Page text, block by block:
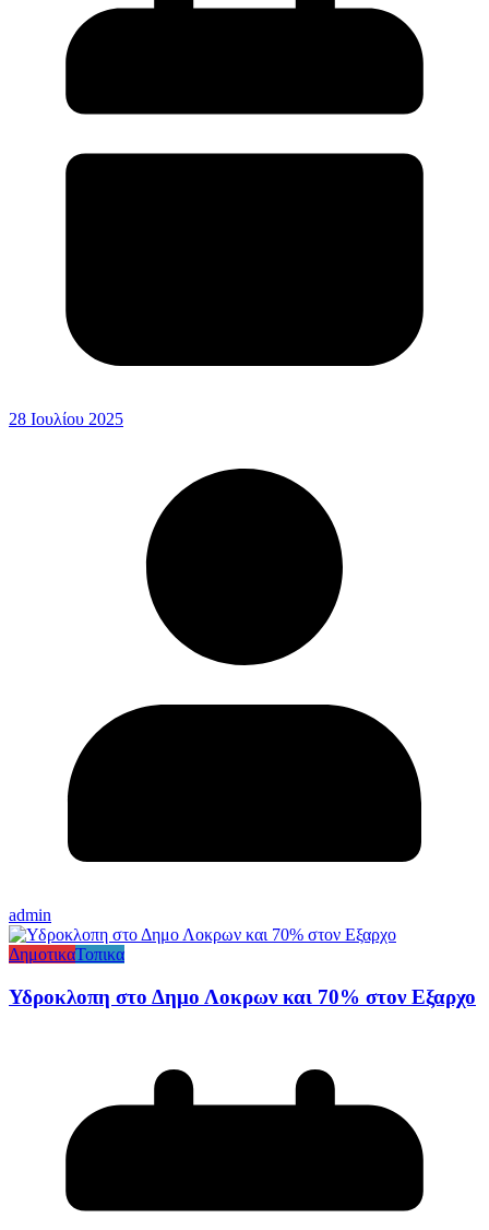
28 Ιουλίου 2025
admin
ΔημοτικαΤοπικα
Υδροκλοπη στο Δημο Λοκρων και 70% στον Εξαρχο